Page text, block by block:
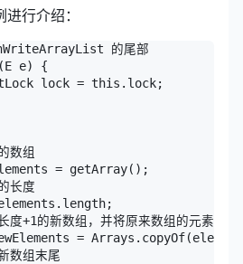
进行介绍：
的尾部
e) {
lock = this.lock;
数组
= getArray();
长度
+1的新数组，并将原来数组的元素复制
=
数组末尾